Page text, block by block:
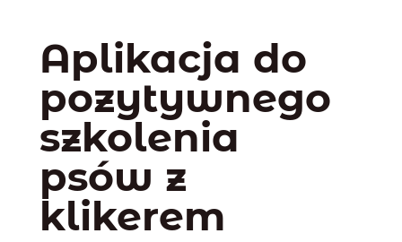
Aplikacja do
pozytywnego
szkolenia
psów z
klikerem